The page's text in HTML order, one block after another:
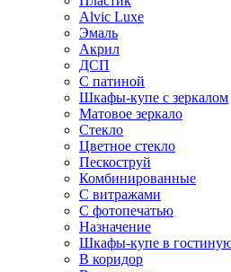
Alvic Luxe
Эмаль
Акрил
ДСП
С патиной
Шкафы-купе с зеркалом
Матовое зеркало
Стекло
Цветное стекло
Пескоструй
Комбинированные
С витражами
С фотопечатью
Назначение
Шкафы-купе в
В коридор